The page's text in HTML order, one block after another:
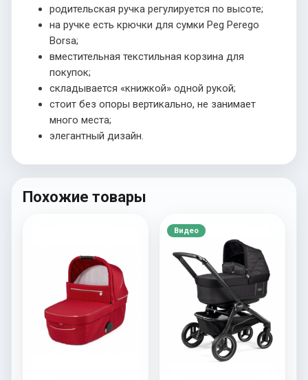
родительская ручка регулируется по высоте;
на ручке есть крючки для сумки Peg Perego
Borsa;
вместительная текстильная корзина для
покупок;
складывается «книжкой» одной рукой;
стоит без опоры вертикально, не занимает
много места;
элегантный дизайн.
Похожие товары
Видео